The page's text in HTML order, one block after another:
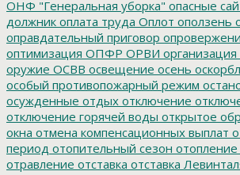
ОНФ "Генеральная уборка" опасные
должник оплата труда Оплот оползень
оправдательный приговор
оптимизация ОПФР ОРВИ
оружие ОСВВ освещение осень
особый противопожарный режим
осужденные отдых отключение
отключение горячей воды открытое
окна отмена компенсационных выплат
период отопительный сезон отопление
отравление отставка отставка